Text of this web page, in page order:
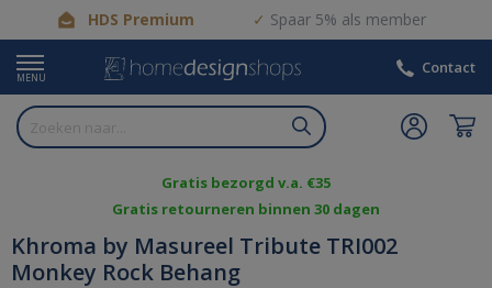
HDS Premium Spaar 5% als member
MENU
Contact
Gratis bezorgd v.a. €35
Gratis retourneren binnen 30 dagen
Khroma by Masureel Tribute TRI002
Monkey Rock Behang